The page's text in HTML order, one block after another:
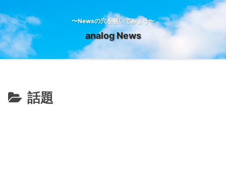
〜Newsの穴を覗いてみよう〜
analog News
話題